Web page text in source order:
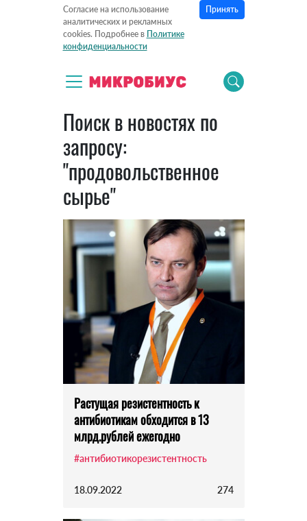
Согласие на использование
аналитических и рекламных
cookies. Подробнее в Политике
конфиденциальности
Принять
Поиск в новостях по
запросу:
"продовольственное
сырье"
Растущая резистентность к
антибиотикам обходится в 13
млрд.рублей ежегодно
#антибиотикорезистентность
18.09.2022 274